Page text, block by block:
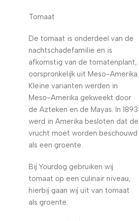
Tomaat
De tomaat is onderdeel van de
nachtschadefamilie en is
afkomstig van de tomatenplant,
oorspronkelijk uit Meso-Amerika.
Kleine varianten werden in
Meso-Amerika gekweekt door
de Azteken en de Mayas. In 1893
werd in Amerika besloten dat de
vrucht moet worden beschouwd
als een groente.
Bij Yourdog gebruiken wij
tomaat op een culinair niveau,
hierbij gaan wij uit van tomaat
als groente.